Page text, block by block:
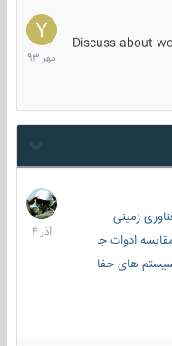
Discuss about
15
مهر
1393
زمینی
ادوات جنگی
های حفاظت فعال
21
آذر
1404